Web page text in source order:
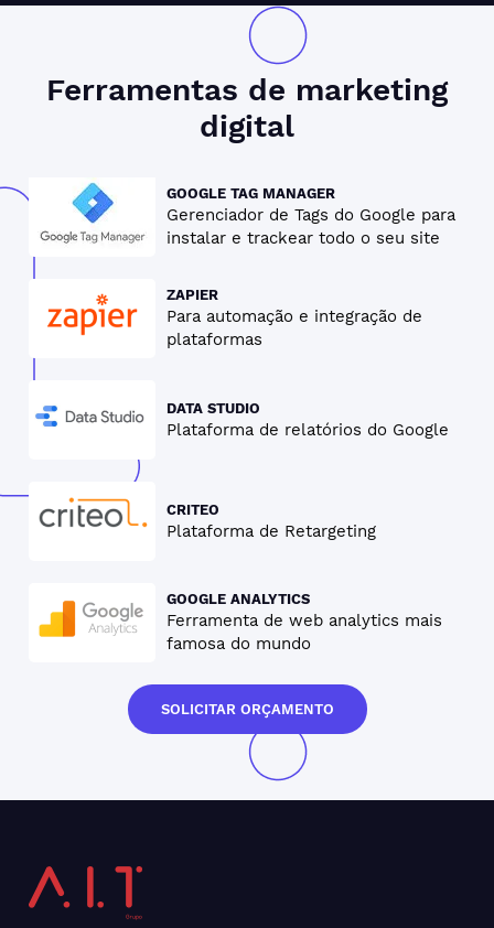
Ferramentas de marketing
digital
GOOGLE TAG MANAGER
Gerenciador de Tags do Google para
instalar e trackear todo o seu site
ZAPIER
Para automação e integração de
plataformas
DATA STUDIO
Plataforma de relatórios do Google
CRITEO
Plataforma de Retargeting
GOOGLE ANALYTICS
Ferramenta de web analytics mais
famosa do mundo
SOLICITAR ORÇAMENTO